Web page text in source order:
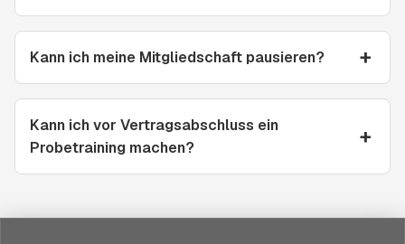
Kann ich meine Mitgliedschaft pausieren?
Kann ich vor Vertragsabschluss ein
Probetraining machen?